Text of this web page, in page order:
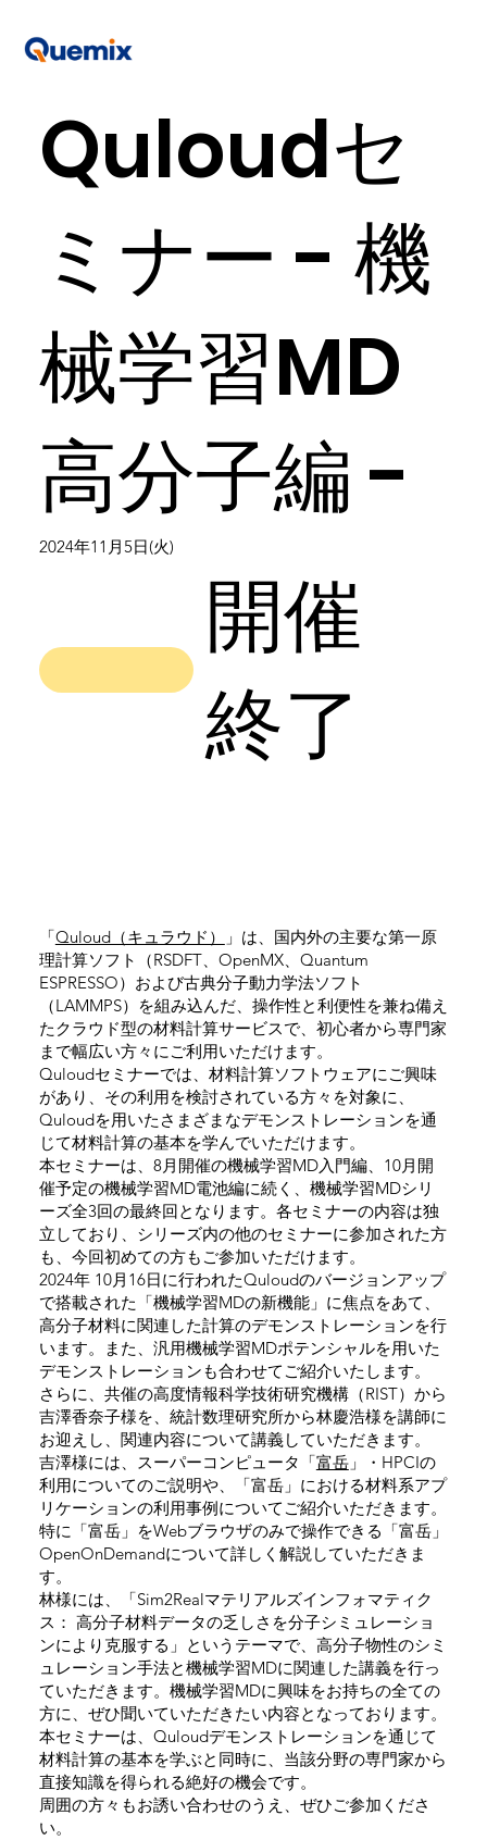
Quloudセ
ミナー - 機
械学習MD
高分子編 -
2024年11月5日(火)
開催
終了
「Quloud（キュラウド）
」は、国内外の主要な第一原
理計算ソフト（RSDFT、OpenMX、Quantum
ESPRESSO）および古典分子動力学法ソフト
（LAMMPS）を組み込んだ、操作性と利便性を兼ね備え
たクラウド型の材料計算サービスで、初心者から専門家
まで幅広い方々にご利用いただけます。
Quloudセミナーでは、材料計算ソフトウェアにご興味
があり、その利用を検討されている方々を対象に、
Quloudを用いたさまざまなデモンストレーションを通
じて材料計算の基本を学んでいただけます。
本セミナーは、8月開催の機械学習MD入門編、10月開
催予定の機械学習MD電池編に続く、機械学習MDシリ
ーズ全3回の最終回となります。各セミナーの内容は独
立しており、シリーズ内の他のセミナーに参加された方
も、今回初めての方もご参加いただけます。
2024年 10月16日に行われたQuloudのバージョンアップ
で搭載された「機械学習MDの新機能」に焦点をあて、
高分子材料に関連した計算のデモンストレーションを行
います。また、汎用機械学習MDポテンシャルを用いた
デモンストレーションも合わせてご紹介いたします。
さらに、共催の高度情報科学技術研究機構（RIST）から
吉澤香奈子様を、統計数理研究所から林慶浩様を講師に
お迎えし、関連内容について講義していただきます。
吉澤様には、スーパーコンピュータ「富岳」・HPCIの
利用についてのご説明や、「富岳」における材料系アプ
リケーションの利用事例についてご紹介いただきます。
特に「富岳」をWebブラウザのみで操作できる「富岳」
OpenOnDemandについて詳しく解説していただきま
す。
林様には、「Sim2Realマテリアルズインフォマティク
ス： 高分子材料データの乏しさを分子シミュレーショ
ンにより克服する」というテーマで、高分子物性のシミ
ュレーション手法と機械学習MDに関連した講義を行っ
ていただきます。機械学習MDに興味をお持ちの全ての
方に、ぜひ聞いていただきたい内容となっております。
本セミナーは、Quloudデモンストレーションを通じて
材料計算の基本を学ぶと同時に、当該分野の専門家から
直接知識を得られる絶好の機会です。
周囲の方々もお誘い合わせのうえ、ぜひご参加くださ
い。